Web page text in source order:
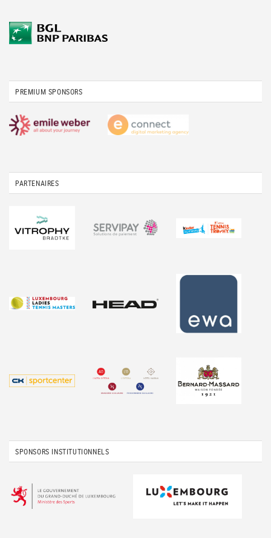
PREMIUM SPONSORS
PARTENAIRES
SPONSORS INSTITUTIONNELS